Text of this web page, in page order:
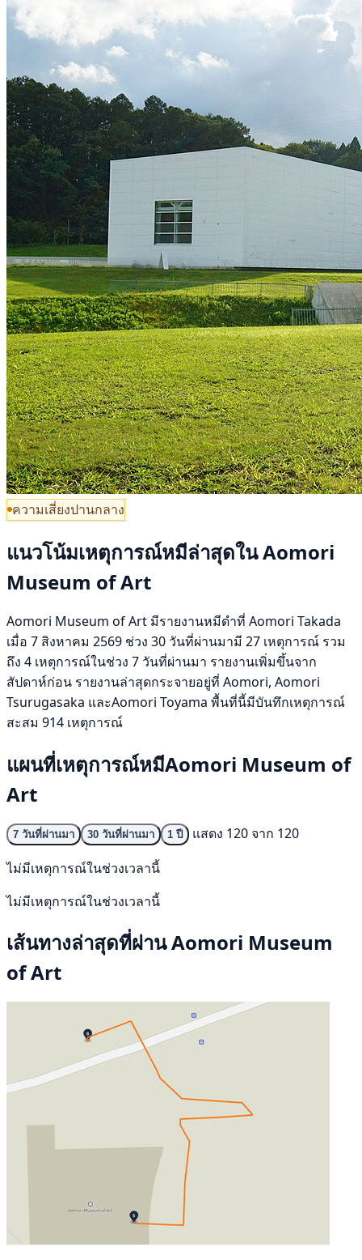
ความเสี่ยงปานกลาง
แนวโน้มเหตุการณ์หมีล่าสุดใน Aomori
Museum of Art
Aomori Museum of Art มีรายงานหมีดำที่ Aomori Takada
เมื่อ 7 สิงหาคม 2569 ช่วง 30 วันที่ผ่านมามี 27 เหตุการณ์ รวม
ถึง 4 เหตุการณ์ในช่วง 7 วันที่ผ่านมา รายงานเพิ่มขึ้นจาก
สัปดาห์ก่อน รายงานล่าสุดกระจายอยู่ที่ Aomori, Aomori
Tsurugasaka และAomori Toyama พื้นที่นี้มีบันทึกเหตุการณ์
สะสม 914 เหตุการณ์
แผนที่เหตุการณ์หมีAomori Museum of
Art
7 วันที่ผ่านมา 30 วันที่ผ่านมา 1 ปี
แสดง 120 จาก 120
ไม่มีเหตุการณ์ในช่วงเวลานี้
ไม่มีเหตุการณ์ในช่วงเวลานี้
เส้นทางล่าสุดที่ผ่าน Aomori Museum
of Art